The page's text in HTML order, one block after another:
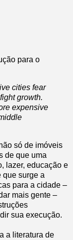
para o
cities fear
growth.
expensive
só de imóveis
de que uma
lazer, educação e
que surge a
para a cidade –
mais gente –
sua execução.
a literatura de